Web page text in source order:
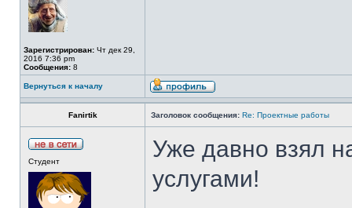
Зарегистрирован: Чт дек 29,
2016 7:36 pm
Сообщения: 8
Вернуться к началу
Fanirtik Заголовок сообщения: Re: Проектные работы
Студент
Уже давно взял
услугами!